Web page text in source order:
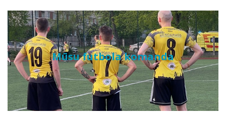
Mūsu futbola komanda